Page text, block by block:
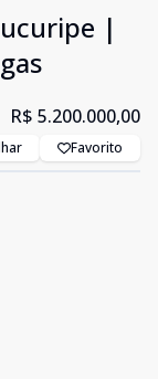
|
R$ 5.200.000,00
Favorito